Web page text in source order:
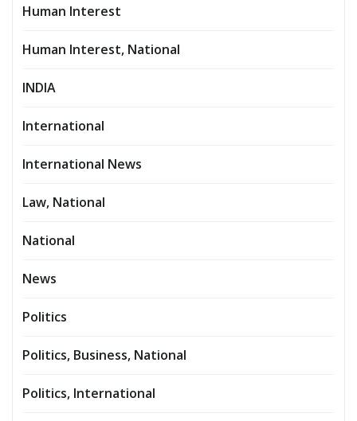
Human Interest
Human Interest, National
INDIA
International
International News
Law, National
National
News
Politics
Politics, Business, National
Politics, International